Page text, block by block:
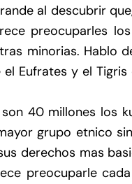
al descubrir
preocuparles
minorias. Hablo
Eufrates y el
40 millones los
grupo etnico
derechos mas
preocuparle